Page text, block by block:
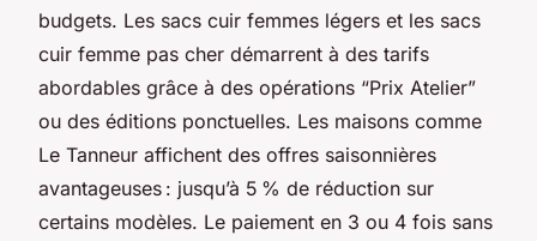
budgets. Les sacs cuir femmes légers et les sacs
cuir femme pas cher démarrent à des tarifs
abordables grâce à des opérations “Prix Atelier”
ou des éditions ponctuelles. Les maisons comme
Le Tanneur affichent des offres saisonnières
avantageuses : jusqu’à 5 % de réduction sur
certains modèles. Le paiement en 3 ou 4 fois sans